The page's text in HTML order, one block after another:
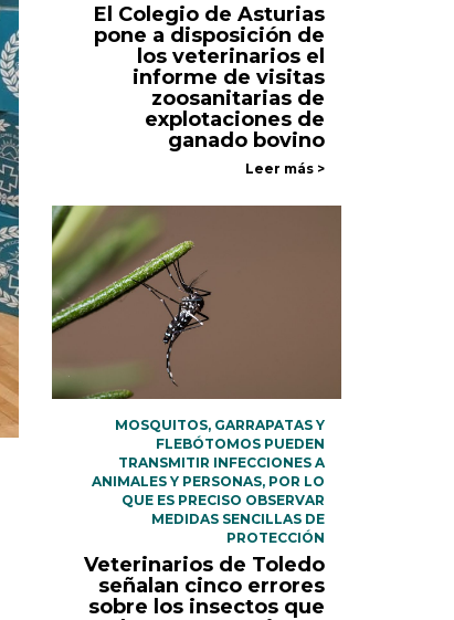
El Colegio de Asturias
pone a disposición de
los veterinarios el
informe de visitas
zoosanitarias de
explotaciones de
ganado bovino
Leer más >
MOSQUITOS, GARRAPATAS Y
FLEBÓTOMOS PUEDEN
TRANSMITIR INFECCIONES A
ANIMALES Y PERSONAS, POR LO
QUE ES PRECISO OBSERVAR
MEDIDAS SENCILLAS DE
PROTECCIÓN
Veterinarios de Toledo
señalan cinco errores
sobre los insectos que